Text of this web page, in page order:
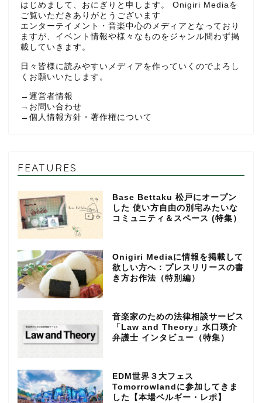
はじめまして、おにぎりと申します。 Onigiri Mediaを
ご覧いただきありがとうございます
エンターテイメント・音楽中心のメディアとなっており
ますが、イベント情報や様々なものをジャンル問わず掲
載していきます。
日々皆様に読みやすいメディアを作っていくのでよろし
くお願いいたします。
→ 運営者情報
→ お問い合わせ
→ 個人情報方針・著作権について
FEATURES
Base Bettaku 松戸にオープン
した 使い方自由の別宅みたいな
コミュニティ＆スペース (特集）
Onigiri Mediaに情報を掲載して
欲しい方へ：プレスリリースの書
き方お作法（特別編）
音楽家のための法律相談サービス
「Law and Theory」水口瑛介
弁護士 インタビュー（特集）
EDM世界３大フェス
Tomorrowlandに参加してきま
した【本場ベルギー・レポ】